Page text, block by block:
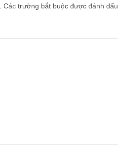
Các trường bắt buộc được đánh dấu